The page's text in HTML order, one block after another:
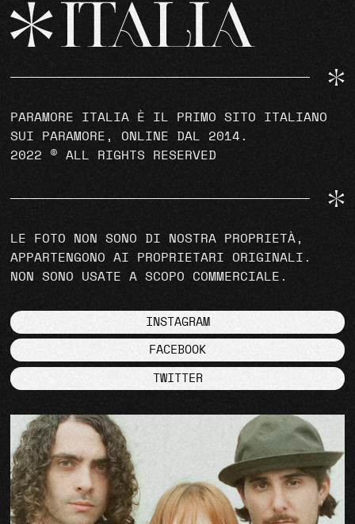
PARAMORE ITALIA È IL PRIMO SITO ITALIANO
SUI PARAMORE, ONLINE DAL 2014.
2022 © ALL RIGHTS RESERVED
LE FOTO NON SONO DI NOSTRA PROPRIETÀ,
APPARTENGONO AI PROPRIETARI ORIGINALI.
NON SONO USATE A SCOPO COMMERCIALE.
INSTAGRAM
FACEBOOK
TWITTER